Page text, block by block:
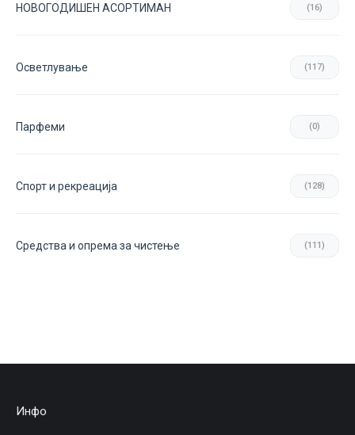
НОВОГОДИШЕН АСОРТИМАН (16)
Осветлување (117)
Парфеми (0)
Спорт и рекреација (128)
Средства и опрема за чистење (111)
Инфо